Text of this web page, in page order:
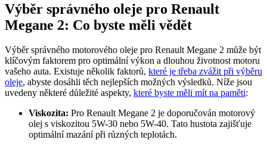
Výběr správného oleje pro Renault
Megane 2: Co byste měli vědět
Výběr správného motorového oleje pro Renault Megane 2 může být
klíčovým faktorem pro optimální výkon a dlouhou životnost motoru
vašeho auta. Existuje několik faktorů, které je třeba zvážit při výběru
oleje, abyste dosáhli těch nejlepších možných výsledků. Níže jsou
uvedeny některé důležité aspekty, které byste měli mít na paměti:
Viskozita: Pro Renault Megane 2 je doporučován motorový
olej s viskozitou 5W-30 nebo 5W-40. Tato hustota zajišťuje
optimální mazání při různých teplotách.